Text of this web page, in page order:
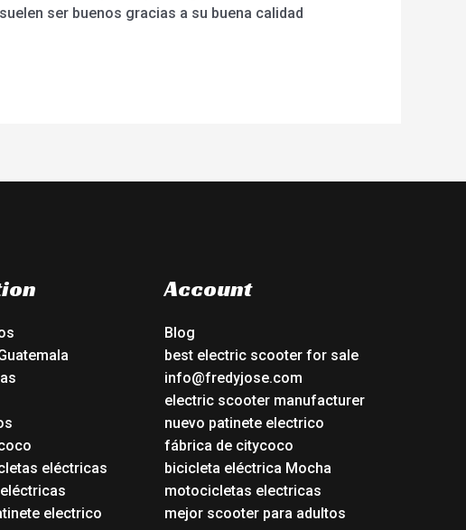
ser buenos gracias a su buena calidad
eléctricas
electrico
Account
Blog
best electric scooter for sale
info@fredyjose.com
electric scooter manufacturer
nuevo patinete electrico
fábrica de citycoco
bicicleta eléctrica Mocha
motocicletas electricas
mejor scooter para adultos